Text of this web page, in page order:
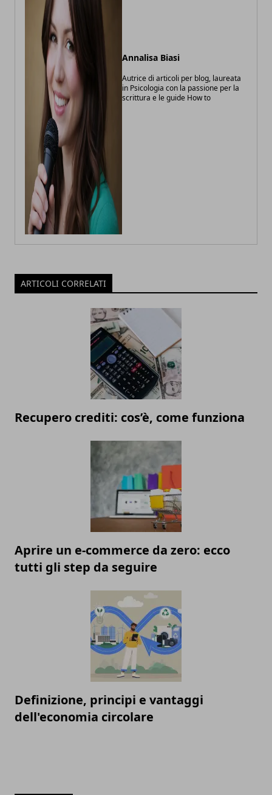
Annalisa Biasi
Autrice di articoli per blog, laureata
in Psicologia con la passione per la
scrittura e le guide How to
ARTICOLI CORRELATI
Recupero crediti: cos’è, come funziona
Aprire un e-commerce da zero: ecco
tutti gli step da seguire
Definizione, principi e vantaggi
dell'economia circolare